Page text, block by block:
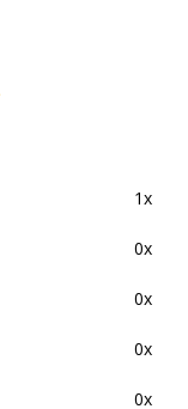
1x
0x
0x
0x
0x